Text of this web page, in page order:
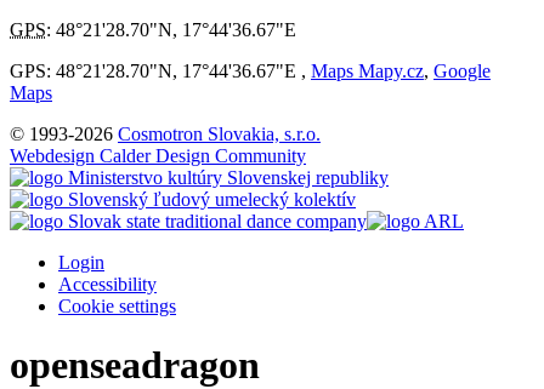
GPS: 48°21'28.70"N, 17°44'36.67"E
GPS: 48°21'28.70"N, 17°44'36.67"E , Maps Mapy.cz, Google
Maps
© 1993-2026 Cosmotron Slovakia, s.r.o.
Webdesign Calder Design Community
Login
Accessibility
Cookie settings
openseadragon